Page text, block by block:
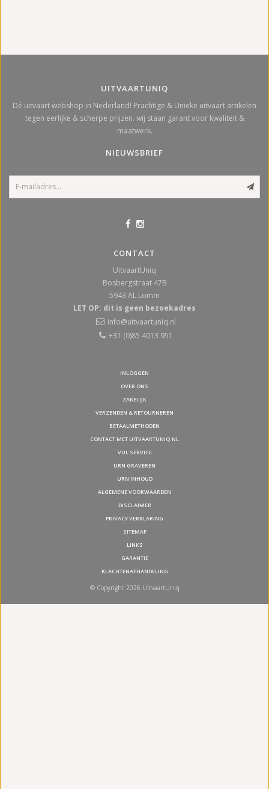
UITVAARTUNIQ
Dé uitvaart webshop in Nederland! Prachtige & Unieke uitvaart artikelen
tegen eerlijke & scherpe prijzen. wij staan garant voor kwaliteit &
maatwerk.
NIEUWSBRIEF
CONTACT
UitvaartUniq
Bosbergstraat 47B
5943 AL Lomm
LET OP: dit is geen bezoekadres
info@uitvaartuniq.nl
+31 (0)85 4013 951
INLOGGEN
OVER ONS
ZAKELIJK
VERZENDEN & RETOURNEREN
BETAALMETHODEN
CONTACT MET UITVAARTUNIQ.NL
VUL SERVICE
URN GRAVEREN
URN INHOUD
ALGEMENE VOORWAARDEN
DISCLAIMER
PRIVACY VERKLARING
SITEMAP
LINKS
GARANTIE
KLACHTENAFHANDELING
© Copyright 2026 UitvaartUniq